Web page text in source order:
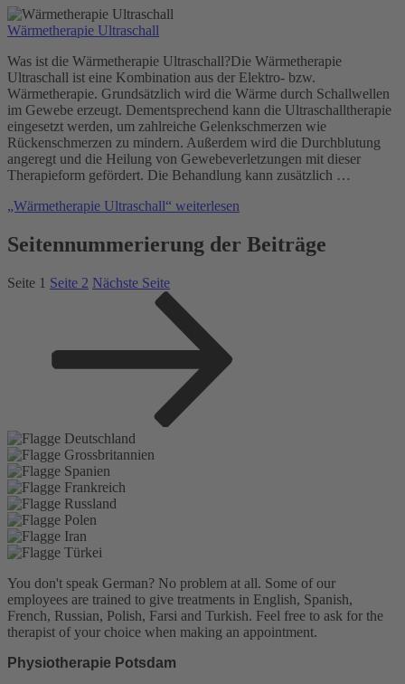
Wärmetherapie Ultraschall
Was ist die Wärmetherapie Ultraschall?Die Wärmetherapie
Ultraschall ist eine Kombination aus der Elektro- bzw.
Wärmetherapie. Grundsätzlich wird die Wärme durch Schallwellen
im Gewebe erzeugt. Dementsprechend kann die Ultraschalltherapie
eingesetzt werden, um zahlreiche Gelenkschmerzen wie
Rückenschmerzen zu mindern. Außerdem wird die Durchblutung
angeregt und die Heilung von Gewebeverletzungen mit dieser
Therapieform gefördert. Die Behandlung kann zusätzlich …
„Wärmetherapie Ultraschall“ weiterlesen
Seitennummerierung der Beiträge
Seite 1 Seite 2 Nächste Seite
You don't speak German? No problem at all. Some of our
employees are trained to give treatments in English, Spanish,
French, Russian, Polish, Farsi and Turkish. Feel free to ask for the
therapist of your choice when making an appointment.
Physiotherapie Potsdam